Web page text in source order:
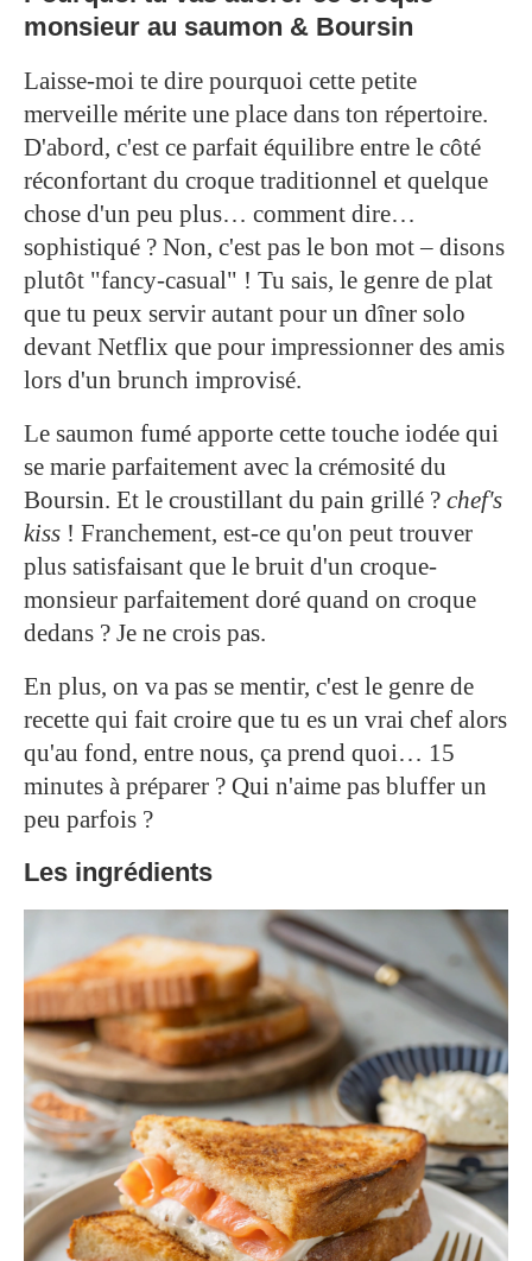
monsieur au saumon & Boursin
Laisse-moi te dire pourquoi cette petite
merveille mérite une place dans ton répertoire.
D'abord, c'est ce parfait équilibre entre le côté
réconfortant du croque traditionnel et quelque
chose d'un peu plus… comment dire…
sophistiqué ? Non, c'est pas le bon mot – disons
plutôt "fancy-casual" ! Tu sais, le genre de plat
que tu peux servir autant pour un dîner solo
devant Netflix que pour impressionner des amis
lors d'un brunch improvisé.
Le saumon fumé apporte cette touche iodée qui
se marie parfaitement avec la crémosité du
Boursin. Et le croustillant du pain grillé ? chef's
kiss ! Franchement, est-ce qu'on peut trouver
plus satisfaisant que le bruit d'un croque-
monsieur parfaitement doré quand on croque
dedans ? Je ne crois pas.
En plus, on va pas se mentir, c'est le genre de
recette qui fait croire que tu es un vrai chef alors
qu'au fond, entre nous, ça prend quoi… 15
minutes à préparer ? Qui n'aime pas bluffer un
peu parfois ?
Les ingrédients